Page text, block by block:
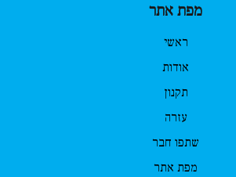
מפת אתר
ראשי
אודות
תקנון
עזרה
שתפו חבר
מפת אתר